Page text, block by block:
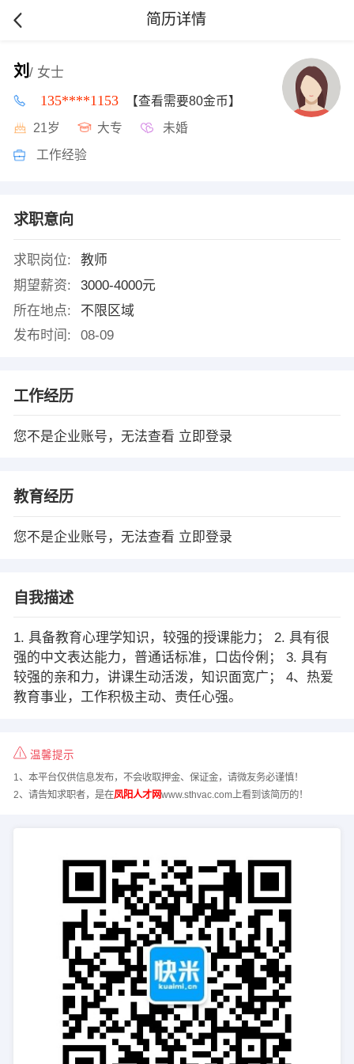
简历详情
刘 / 女士
135****1153 【查看需要80金币】
21岁 大专 未婚
工作经验
求职意向
求职岗位:
教师
期望薪资:
3000-4000元
所在地点:
不限区域
发布时间:
08-09
工作经历
您不是企业账号，无法查看 立即登录
教育经历
您不是企业账号，无法查看 立即登录
自我描述
1. 具备教育心理学知识，较强的授课能力； 2. 具有很
强的中文表达能力，普通话标准，口齿伶俐； 3. 具有
较强的亲和力，讲课生动活泼，知识面宽广； 4、热爱
教育事业，工作积极主动、责任心强。
温馨提示
1、本平台仅供信息发布，不会收取押金、保证金，请微友务必谨慎！
2、请告知求职者，是在凤阳人才网www.sthvac.com上看到该简历的！